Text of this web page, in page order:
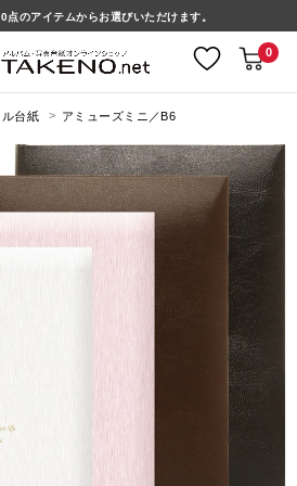
のアイテムからお選びいただけます。
0
台紙 アミューズミニ／B6